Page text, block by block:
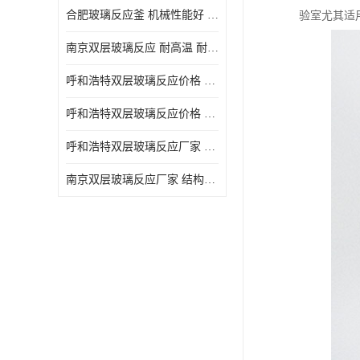
合肥玻璃反应釜 机械性能好 可连续工作
南京双层玻璃反应 耐高温 耐腐蚀 空载不宜高速运转
呼和浩特双层玻璃反应价格 安全稳定 机械性能好
呼和浩特双层玻璃反应价格 结构紧凑 可做加热反应
呼和浩特双层玻璃反应厂家 转速恒定 空载不宜高速运转
南京双层玻璃反应厂家 结构紧凑 可连续工作 可做加热反应
验室尤其适